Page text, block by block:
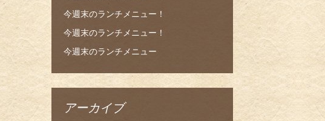
今週末のランチメニュー！
今週末のランチメニュー！
今週末のランチメニュー
アーカイブ